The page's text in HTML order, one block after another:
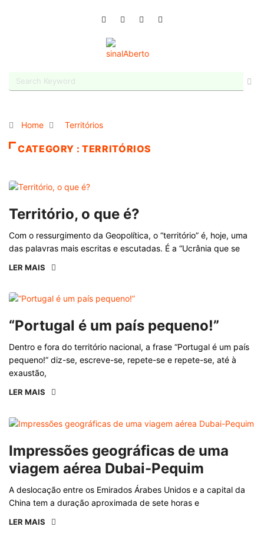
Home Territórios
CATEGORY : TERRITÓRIOS
Território, o que é?
Com o ressurgimento da Geopolítica, o “território” é, hoje, uma
das palavras mais escritas e escutadas. É a “Ucrânia que se
LER MAIS
“Portugal é um país pequeno!”
Dentro e fora do território nacional, a frase “Portugal é um país
pequeno!” diz-se, escreve-se, repete-se e repete-se, até à
exaustão,
LER MAIS
Impressões geográficas de uma
viagem aérea Dubai-Pequim
A deslocação entre os Emirados Árabes Unidos e a capital da
China tem a duração aproximada de sete horas e
LER MAIS